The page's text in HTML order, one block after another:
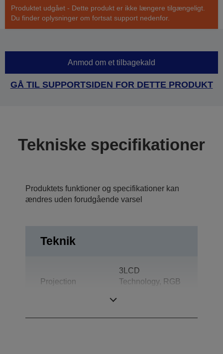
Produktet udgået - Dette produkt er ikke længere tilgængeligt.
Du finder oplysninger om fortsat support nedenfor.
Anmod om et tilbagekald
GÅ TIL SUPPORTSIDEN FOR DETTE PRODUKT
Tekniske specifikationer
Produktets funktioner og specifikationer kan
ændres uden forudgående varsel
Teknik
Projection
3LCD
Technology, RGB